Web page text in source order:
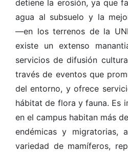
detiene la erosión, ya que
agua al subsuelo y la
―en los terrenos de la
existe un extenso
servicios de difusión
través de eventos que
del entorno, y ofrece
hábitat de flora y fauna. Es
en el campus habitan más
endémicas y migratorias,
variedad de mamíferos,